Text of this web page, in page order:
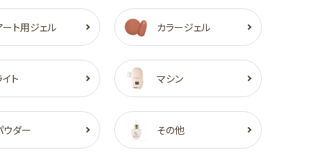
ート用ジェル カラージェル
イト マシン
ウダー その他